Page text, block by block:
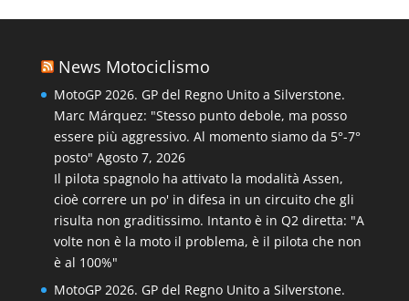
News Motociclismo
MotoGP 2026. GP del Regno Unito a Silverstone.
Marc Márquez: "Stesso punto debole, ma posso
essere più aggressivo. Al momento siamo da 5°-7°
posto" Agosto 7, 2026
Il pilota spagnolo ha attivato la modalità Assen,
cioè correre un po' in difesa in un circuito che gli
risulta non graditissimo. Intanto è in Q2 diretta: "A
volte non è la moto il problema, è il pilota che non
è al 100%"
MotoGP 2026. GP del Regno Unito a Silverstone.